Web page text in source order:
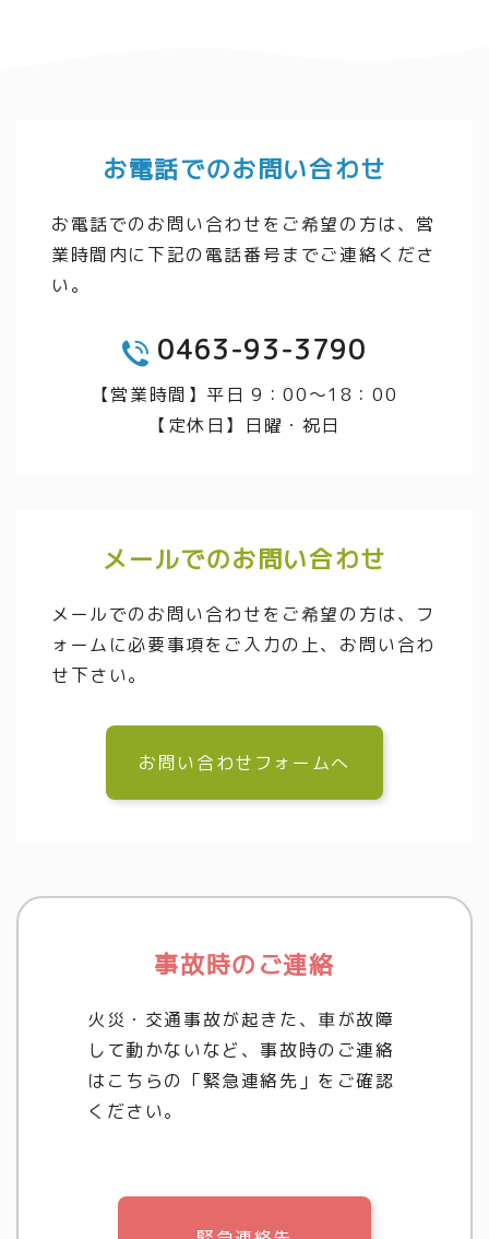
お電話でのお問い合わせ
お電話でのお問い合わせをご希望の方は、営
業時間内に下記の電話番号までご連絡くださ
い。
TEL
0463-93-3790
【営業時間】平日 9：00～18：00
【定休日】日曜・祝日
メールでのお問い合わせ
メールでのお問い合わせをご希望の方は、フ
ォームに必要事項をご入力の上、お問い合わ
せ下さい。
お問い合わせフォームへ
事故時のご連絡
火災・交通事故が起きた、車が故障
して動かないなど、事故時のご連絡
はこちらの「緊急連絡先」をご確認
ください。